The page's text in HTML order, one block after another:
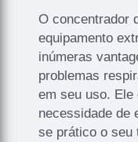
O concentrador
equipamento
inúmeras
problemas
em seu uso. Ele
necessidade de
se prático o seu